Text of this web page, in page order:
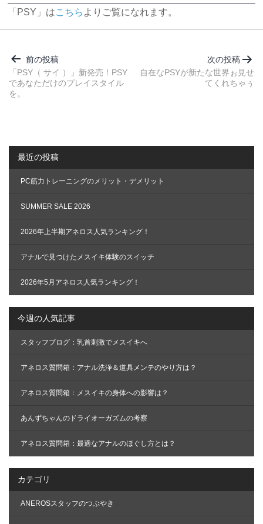
「PSY」はこちら よりご覧になれます。
稿
ナ
ビ
ョ
ン
前の投稿
「PSY（ サイ ）」新発売！PSY
であなただけのプレイスタイル
を。
次の投稿
自在なPSYが新たな世界ぉ見せ
てくれちゃぅ
最近の投稿
PC筋力トレーニングのメリット・デメリット
SUMMER SALE 2026
2026年上半期アネロス人気ランキング！
アナルで見つけたメスイキ体験のスイッチ
2026年5月アネロス人気ランキング！
今週の人気記事
スタッフブログ：乳首刺激でメスイキへ
アネロス質問箱：アナル洗浄＆道具メンテのやり方は？
アネロス質問箱：メスイキの身体への影響は？
あんずちゃんのドライオーガズムの考察
アネロス質問箱：最適なアナルのほぐし方とは？
カテゴリ
ANEROSスタッフのつぶやき